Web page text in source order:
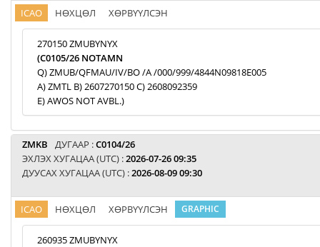
ICAO НӨХЦӨЛ ХӨРВҮҮЛСЭН
270150 ZMUBYNYX
(C0105/26 NOTAMN
Q) ZMUB/QFMAU/IV/BO /A /000/999/4844N09818E005
A) ZMTL B) 2607270150 C) 2608092359
E) AWOS NOT AVBL.)
ZMKB ДУГААР :C0104/26
ЭХЛЭХ ХУГАЦАА (UTC) :2026-07-26 09:35
ДУУСАХ ХУГАЦАА (UTC) :2026-08-09 09:30
ICAO НӨХЦӨЛ ХӨРВҮҮЛСЭН GRAPHIC
260935 ZMUBYNYX